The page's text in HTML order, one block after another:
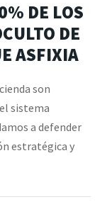
DE LOS
DE
ASFIXIA
son
sistema
a defender
estratégica y